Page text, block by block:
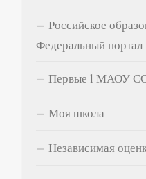
Российское
Федеральный портал
Первые l МАОУ
Моя школа
Независимая